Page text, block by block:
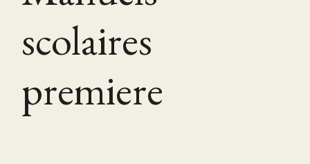
scolaires
premiere